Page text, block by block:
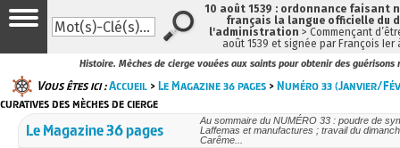
Histoire. Mèches de cierge vouées aux saints pour obtenir des guérisons
Vous êtes ici :Accueil >Le Magazine 36 pages >Numéro 33 (Janvier/
curatives des mèches de cierge
Le Magazine 36 pages
Au sommaire du NUMÉRO 33 : poudre de
Laffemas et manufactures ; travail du
Carême...
10 août 1539 : ordonnance faisant
français la langue officielle du
l'administration > Commençant
août 1539 et signée par François